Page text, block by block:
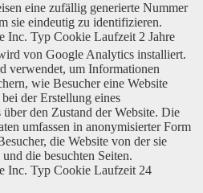
eine zufällig generierte Nummer
sie eindeutig zu identifizieren.
Inc. Typ Cookie Laufzeit 2 Jahre
von Google Analytics installiert.
verwendet, um Informationen
wie Besucher eine Website
der Erstellung eines
den Zustand der Website. Die
umfassen in anonymisierter Form
die Website von der sie
die besuchten Seiten.
Inc. Typ Cookie Laufzeit 24